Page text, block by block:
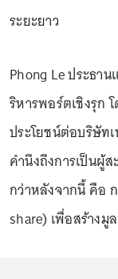
ระยะยาว
Phong Le ประธา
ริหารพอร์ตเชิงรุก
ประโยชน์ต่อบริษัท
คำนึงถึงการเป็นผู้
กว่าหลังจากนี้ คือ
share) เพื่อสร้างมู